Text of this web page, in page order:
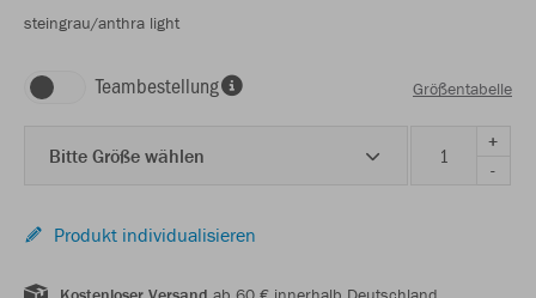
steingrau/anthra light
Teambestellung Größentabelle
Bitte Größe wählen
+
-
Produkt individualisieren